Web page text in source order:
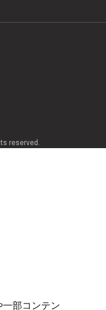
一部コンテン
reserved.